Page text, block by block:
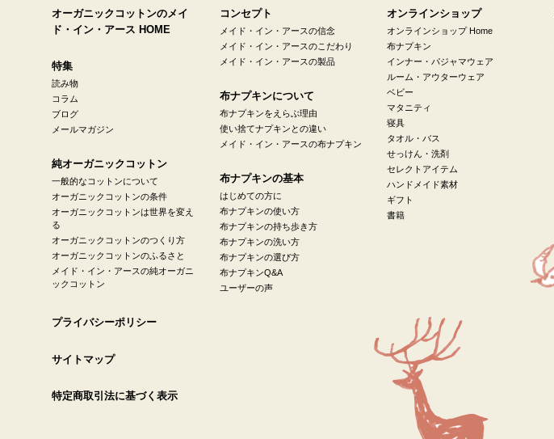
オーガニックコットンのメイ
ド・イン・アース HOME
特集
読み物
コラム
ブログ
メールマガジン
純オーガニックコットン
一般的なコットンについて
オーガニックコットンの条件
オーガニックコットンは世界を変え
る
オーガニックコットンのつくり方
オーガニックコットンのふるさと
メイド・イン・アースの純オーガニ
ックコットン
コンセプト
メイド・イン・アースの信念
メイド・イン・アースのこだわり
メイド・イン・アースの製品
布ナプキンについて
布ナプキンをえらぶ理由
使い捨てナプキンとの違い
メイド・イン・アースの布ナプキン
布ナプキンの基本
はじめての方に
布ナプキンの使い方
布ナプキンの持ち歩き方
布ナプキンの洗い方
布ナプキンの選び方
布ナプキンQ&A
ユーザーの声
オンラインショップ
オンラインショップ Home
布ナプキン
インナー・パジャマウェア
ルーム・アウターウェア
ベビー
マタニティ
寝具
タオル・バス
せっけん・洗剤
セレクトアイテム
ハンドメイド素材
ギフト
書籍
プライバシーポリシー
サイトマップ
特定商取引法に基づく表示